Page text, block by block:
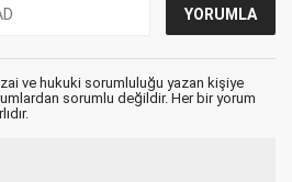
ve hukuki sorumluluğu yazan kişiye
sorumlu değildir. Her bir yorum